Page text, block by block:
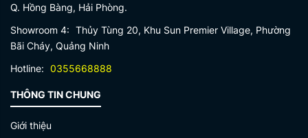
Q. Hồng Bàng, Hải Phòng.
Showroom 4: Thủy Tùng 20, Khu Sun Premier Village, Phường
Bãi Cháy, Quảng Ninh
Hotline: 0355668888
THÔNG TIN CHUNG
Giới thiệu